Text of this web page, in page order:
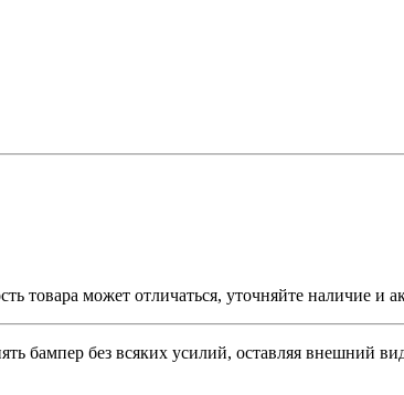
товара может отличаться, уточняйте наличие и
бампер без всяких усилий, оставляя внешний